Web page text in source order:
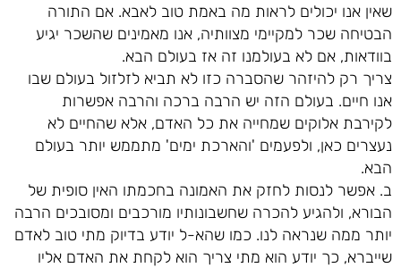
שאין אנו יכולים לראות מה באמת טוב לאבא. אם התורה
הבטיחה שכר למקיימי מצוותיה, אנו מאמינים שהשכר יגיע
בוודאות, אם לא בעולמנו זה אז בעולם הבא.
צריך רק להיזהר שהסברה כזו לא תביא לזלזול בעולם שבו
אנו חיים. בעולם הזה יש הרבה ברכה והרבה אפשרות
לקירבת אלוקים שמחייה את כל האדם, אלא שהחיים לא
נעצרים כאן, ולפעמים 'והארכת ימים' מתממש יותר בעולם
הבא.
ב. אפשר לנסות לחזק את האמונה בחכמתו האין סופית של
הבורא, ולהגיע להכרה שחשבונותיו מורכבים ומסובכים הרבה
יותר ממה שנראה לנו. כמו שהא-ל יודע בדיוק מתי טוב לאדם
שייברא, כך יודע הוא מתי צריך הוא לקחת את האדם אליו